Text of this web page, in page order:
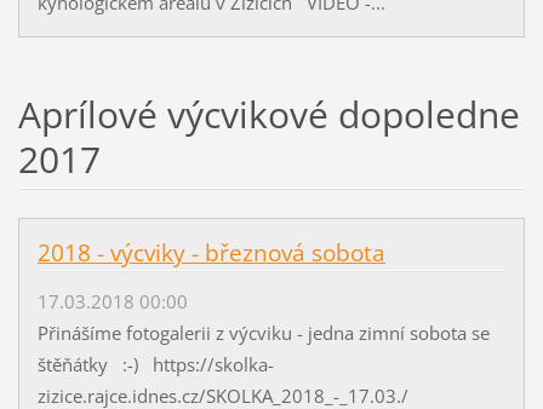
Aprílové výcvikové dopoledne
2017
2018 - výcviky - březnová sobota
17.03.2018 00:00
Přinášíme fotogalerii z výcviku - jedna zimní sobota se
štěňátky :-) https://skolka-
zizice.rajce.idnes.cz/SKOLKA_2018_-_17.03./